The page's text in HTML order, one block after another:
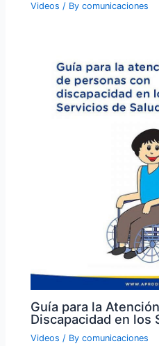
Videos / Bycomunicaciones
Guía para la
Discapacidad en los
Videos / Bycomunicaciones